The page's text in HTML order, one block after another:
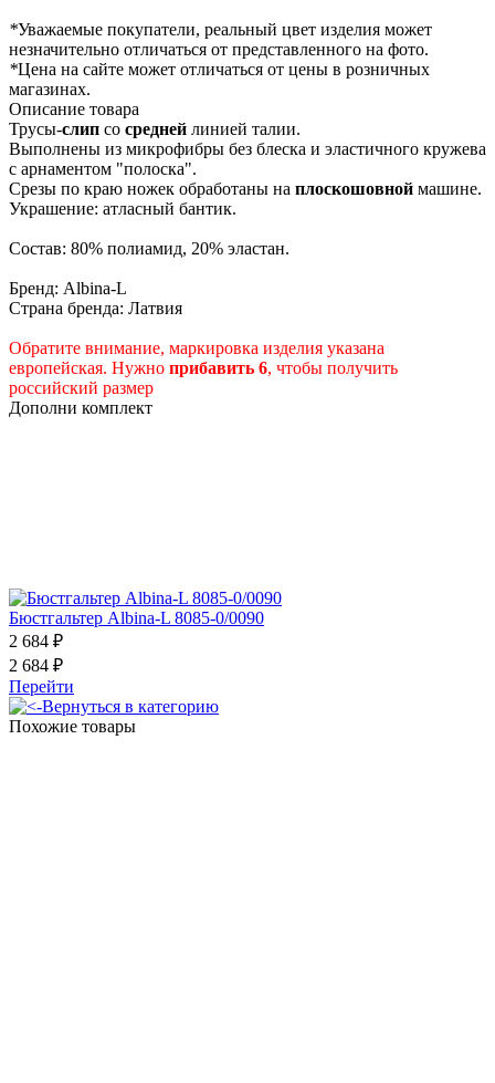
*Уважаемые покупатели, реальный цвет изделия может
незначительно отличаться от представленного на фото.
*Цена на сайте может отличаться от цены в розничных
магазинах.
Описание товара
Трусы-слип со средней линией талии.
Выполнены из микрофибры без блеска и эластичного кружева
с арнаментом "полоска".
Срезы по краю ножек обработаны на плоскошовной машине.
Украшение: атласный бантик.
Состав: 80% полиамид, 20% эластан.
Бренд: Albina-L
Страна бренда: Латвия
Обратите внимание, маркировка изделия указана
европейская. Нужно прибавить 6, чтобы получить
российский размер
Дополни комплект
Бюстгальтер Albina-L 8085-0/0090
2 684 ₽
2 684 ₽
Перейти
Вернуться в категорию
Похожие товары